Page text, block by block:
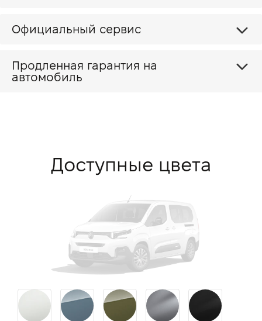
Официальный сервис
Продленная гарантия на
автомобиль
Доступные цвета